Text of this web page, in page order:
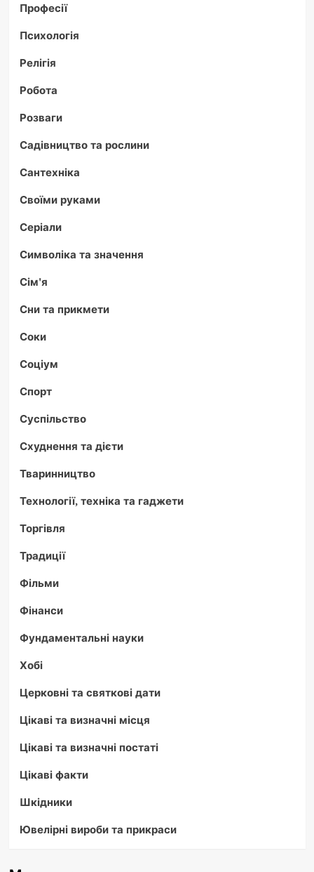
Професії
Психологія
Релігія
Робота
Розваги
Садівництво та рослини
Сантехніка
Своїми руками
Серіали
Символіка та значення
Сім'я
Сни та прикмети
Соки
Соціум
Спорт
Суспільство
Схуднення та дієти
Тваринництво
Технології, техніка та гаджети
Торгівля
Традиції
Фільми
Фінанси
Фундаментальні науки
Хобі
Церковні та святкові дати
Цікаві та визначні місця
Цікаві та визначні постаті
Цікаві факти
Шкідники
Ювелірні вироби та прикраси